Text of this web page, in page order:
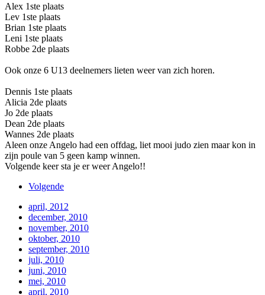
Alex 1ste plaats
Lev 1ste plaats
Brian 1ste plaats
Leni 1ste plaats
Robbe 2de plaats
Ook onze 6 U13 deelnemers lieten weer van zich horen.
Dennis 1ste plaats
Alicia 2de plaats
Jo 2de plaats
Dean 2de plaats
Wannes 2de plaats
Aleen onze Angelo had een offdag, liet mooi judo zien maar kon in
zijn poule van 5 geen kamp winnen.
Volgende keer sta je er weer Angelo!!
Volgende
april, 2012
december, 2010
november, 2010
oktober, 2010
september, 2010
juli, 2010
juni, 2010
mei, 2010
april, 2010